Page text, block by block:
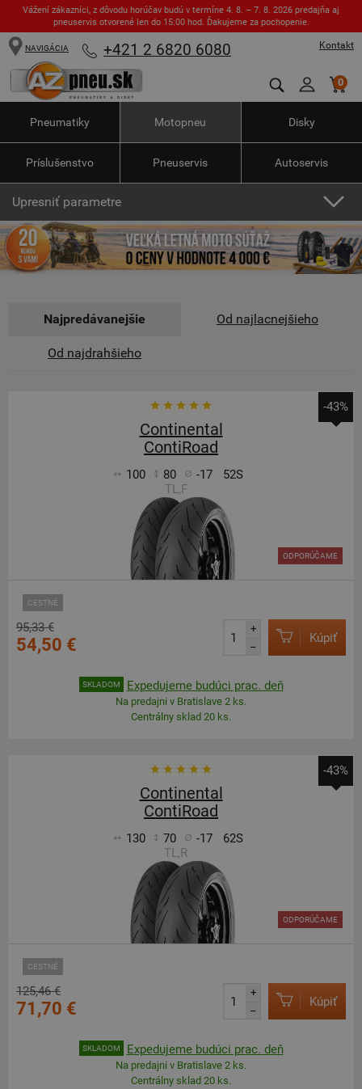
Vážení zákazníci, z dôvodu horúčav budú v termíne 4. 8. – 7. 8. 2026 predajňa aj
pneuservis otvorené len do 15:00 hod. Ďakujeme za pochopenie.
Kontakt
NAVIGÁCIA +421 2 6820 6080
0
Pneumatiky Motopneu Disky
Príslušenstvo Pneuservis Autoservis
Upresniť parametre
Najpredávanejšie Od najlacnejšieho
Od najdrahšieho
-43%
Continental
ContiRoad
100 80 -17
52S
TL,F
CESTNÉ
ODPORÚČAME
95,33 €
54,50 €
+
–
Kúpiť
SKLADOM Expedujeme budúci prac. deň
Na predajni v Bratislave 2 ks.
Centrálny sklad 20 ks.
-43%
Continental
ContiRoad
130 70 -17
62S
TL,R
CESTNÉ
ODPORÚČAME
125,46 €
71,70 €
+
–
Kúpiť
SKLADOM Expedujeme budúci prac. deň
Na predajni v Bratislave 2 ks.
Centrálny sklad 20 ks.